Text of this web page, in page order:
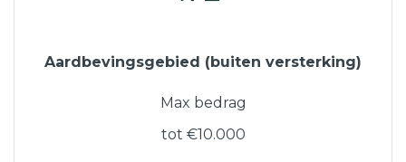
Aardbevingsgebied (buiten versterking)
Max bedrag
tot €10.000